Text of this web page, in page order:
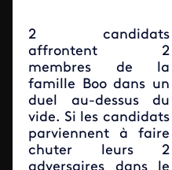
2 candidats
affrontent 2
membres de la
famille Boo dans un
duel au-dessus du
vide. Si les candidats
parviennent à faire
chuter leurs 2